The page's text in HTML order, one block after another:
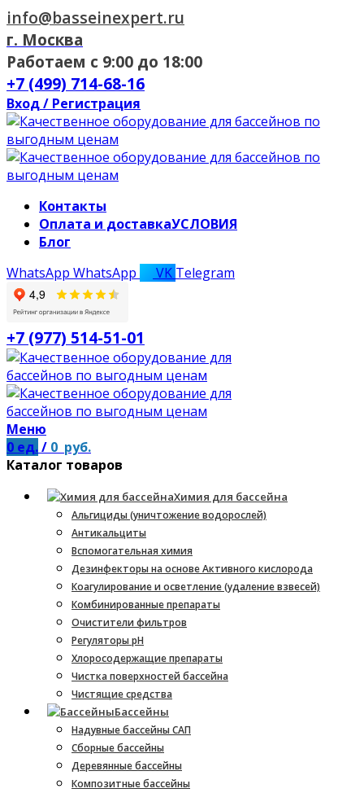
info@basseinexpert.ru
г. Москва
Работаем с 9:00 до 18:00
+7 (499) 714-68-16
Вход / Регистрация
Контакты
Оплата и доставкаУСЛОВИЯ
Блог
WhatsApp WhatsApp VK Telegram
+7 (977) 514-51-01
Меню
0 ед./ 0 руб.
Каталог товаров
Химия для бассейна
Альгициды (уничтожение водорослей)
Антикальциты
Вспомогательная химия
Дезинфекторы на основе Активного кислорода
Коагулирование и осветление (удаление взвесей)
Комбинированные препараты
Очистители фильтров
Регуляторы pH
Хлоросодержащие препараты
Чистка поверхностей бассейна
Чистящие средства
Бассейны
Надувные бассейны САП
Сборные бассейны
Деревянные бассейны
Композитные бассейны